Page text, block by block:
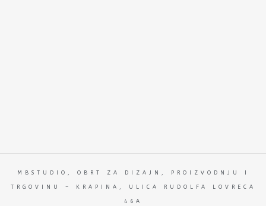
MBSTUDIO, OBRT ZA DIZAJN, PROIZVODNJU I
TRGOVINU – KRAPINA, ULICA RUDOLFA LOVRECA
46A